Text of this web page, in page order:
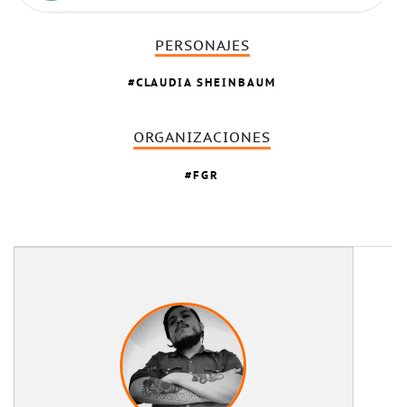
PERSONAJES
CLAUDIA SHEINBAUM
ORGANIZACIONES
FGR